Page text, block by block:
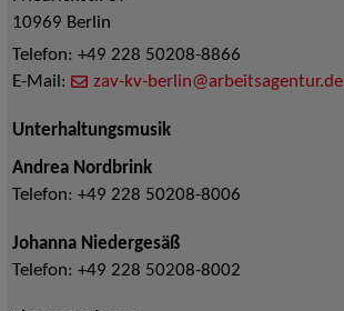
10969 Berlin
Telefon: +49 228 50208-8866
E-Mail:
zav-kv-berlin@arbeitsagentur.de
Unterhaltungsmusik
Andrea Nordbrink
Telefon: +49 228 50208-8006
Johanna Niedergesäß
Telefon: +49 228 50208-8002